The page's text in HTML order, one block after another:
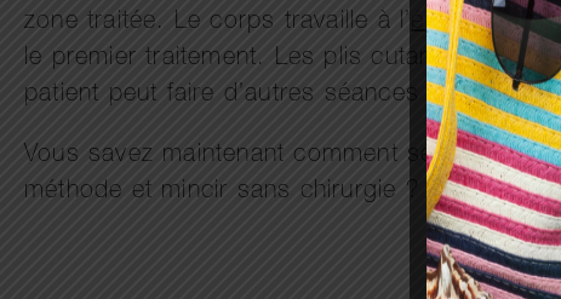
zone traitée. Le corps travaille à l’
élimination
le premier traitement. Les plis cutanés
patient peut faire d’autres séances pour
Vous savez maintenant comment se déroule
méthode et mincir sans chirurgie ?